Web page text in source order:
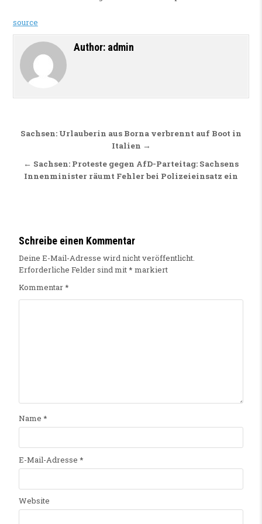
source
Author: admin
Beitragsnavigation
Sachsen: Urlauberin aus Borna verbrennt auf Boot in
Italien →
← Sachsen: Proteste gegen AfD-Parteitag: Sachsens
Innenminister räumt Fehler bei Polizeieinsatz ein
Schreibe einen Kommentar
Deine E-Mail-Adresse wird nicht veröffentlicht.
Erforderliche Felder sind mit* markiert
Kommentar*
Name *
E-Mail-Adresse *
Website